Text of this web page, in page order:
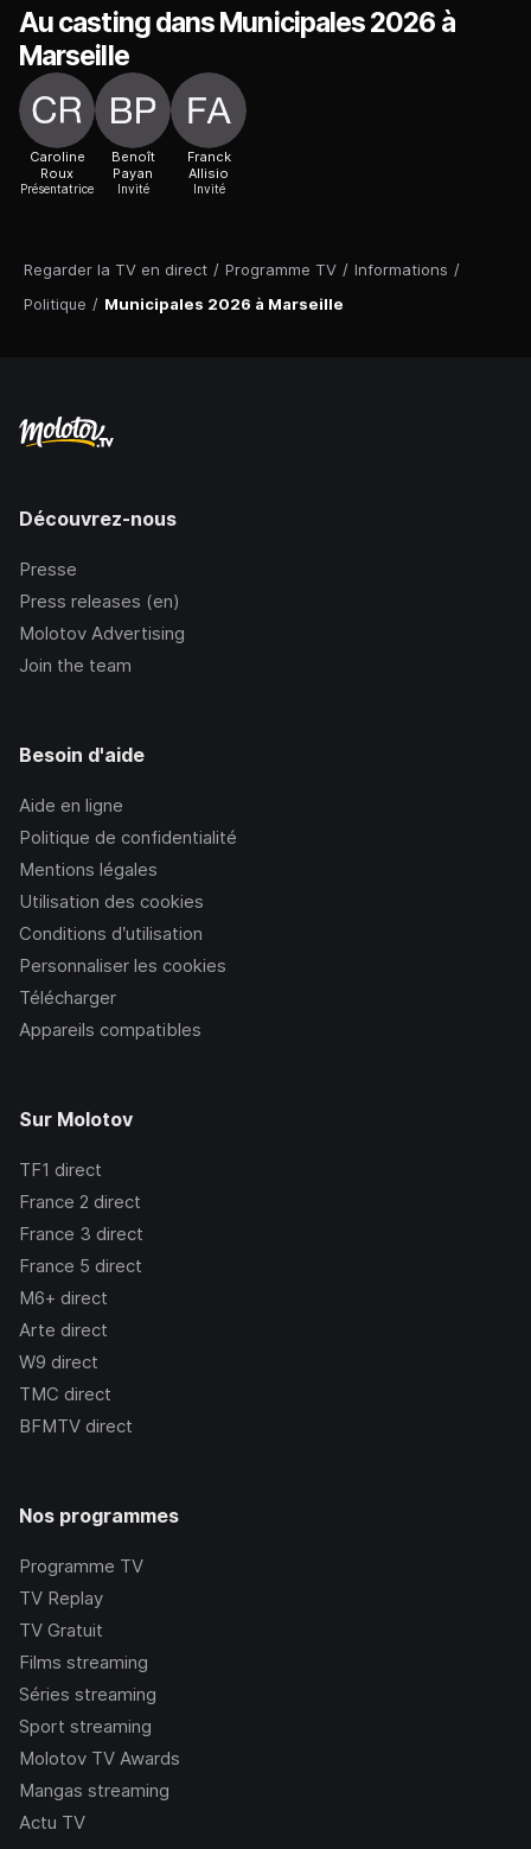
Regarder la TV en direct / Programme TV / Informations /
Politique / Municipales 2026 à Marseille
Au casting dans Municipales 2026 à
Marseille
Caroline
Roux
Présentatrice
Benoît
Payan
Invité
Franck
Allisio
Invité
Découvrez-nous
Presse
Press releases (en)
Molotov Advertising
Join the team
Besoin d'aide
Aide en ligne
Politique de confidentialité
Mentions légales
Utilisation des cookies
Conditions d’utilisation
Personnaliser les cookies
Télécharger
Appareils compatibles
Sur Molotov
TF1 direct
France 2 direct
France 3 direct
France 5 direct
M6+ direct
Arte direct
W9 direct
TMC direct
BFMTV direct
Nos programmes
Programme TV
TV Replay
TV Gratuit
Films streaming
Séries streaming
Sport streaming
Molotov TV Awards
Mangas streaming
Actu TV